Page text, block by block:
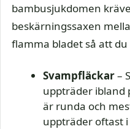
bambusjukdomen
beskärningssaxen
flamma bladet så att
Svampfläckar–
uppträder ibland
är runda och
uppträder oftast